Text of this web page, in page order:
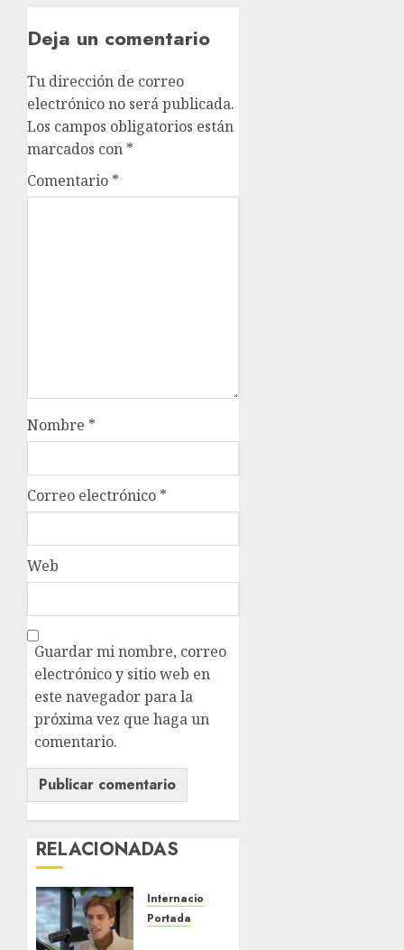
Deja un comentario
Tu dirección de correo
electrónico no será publicada.
Los campos obligatorios están
marcados con *
Comentario *
Nombre *
Correo electrónico *
Web
Guardar mi nombre, correo
electrónico y sitio web en
este navegador para la
próxima vez que haga un
comentario.
RELACIONADAS
Internacional
Portada